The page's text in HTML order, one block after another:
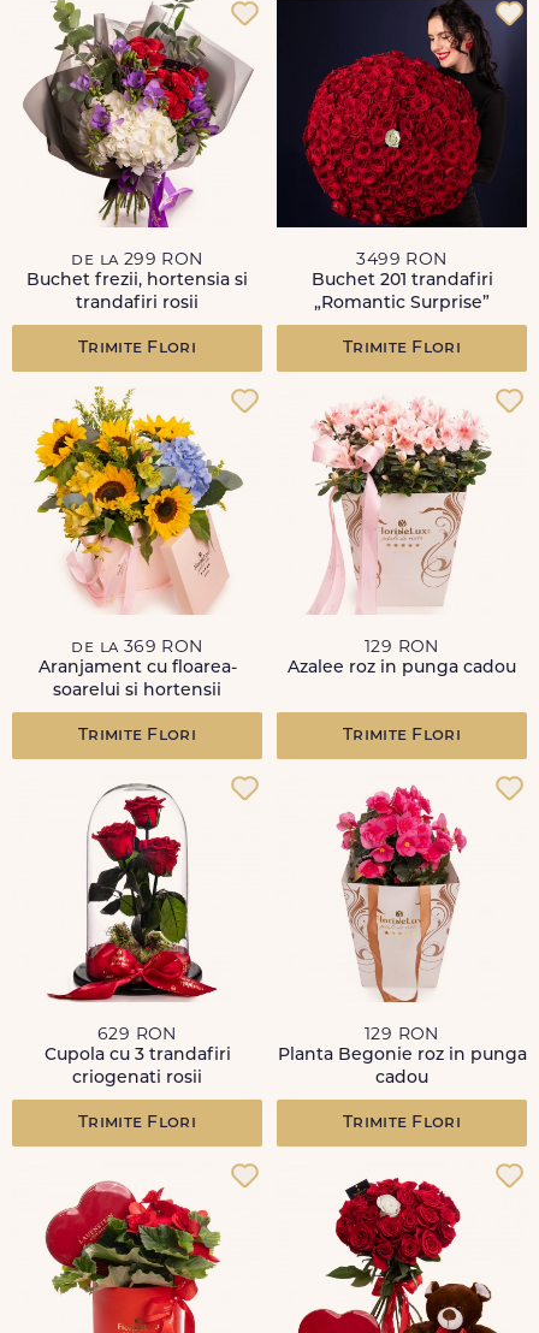
de la 299 RON
Buchet frezii, hortensia si
trandafiri rosii
Trimite Flori
3499 RON
Buchet 201 trandafiri
„Romantic Surprise”
Trimite Flori
de la 369 RON
Aranjament cu floarea-
soarelui si hortensii
Trimite Flori
129 RON
Azalee roz in punga cadou
Trimite Flori
629 RON
Cupola cu 3 trandafiri
criogenati rosii
Trimite Flori
129 RON
Planta Begonie roz in punga
cadou
Trimite Flori